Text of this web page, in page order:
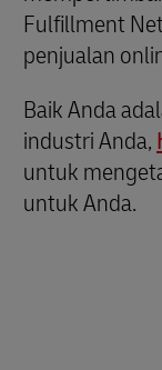
Fulfillment
penjualan
Baik Anda
industri Anda,
untuk
untuk Anda.